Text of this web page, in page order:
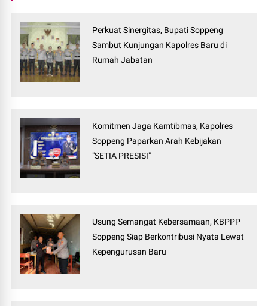
Perkuat Sinergitas, Bupati Soppeng
Sambut Kunjungan Kapolres Baru di
Rumah Jabatan
Komitmen Jaga Kamtibmas, Kapolres
Soppeng Paparkan Arah Kebijakan
"SETIA PRESISI"
Usung Semangat Kebersamaan, KBPPP
Soppeng Siap Berkontribusi Nyata Lewat
Kepengurusan Baru